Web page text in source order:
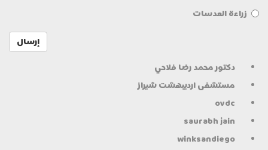
زراعة العدسات
إرسال
دكتور محمد رضا فلاحي
مستشفى ارديبهشت شيراز
ovdc
saurabh jain
winksandiego